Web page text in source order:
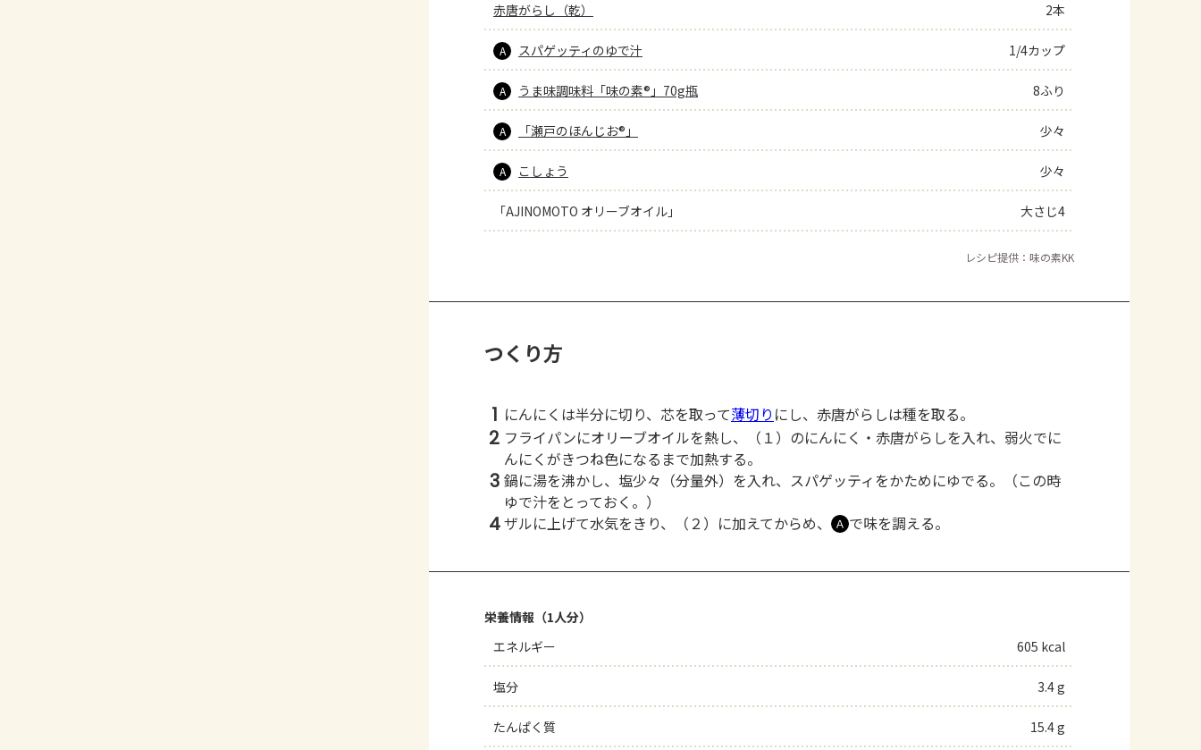
赤唐がらし（乾） 2本
A スパゲッティのゆで汁 1/4カップ
A うま味調味料「味の素®」70g瓶 8ふり
A 「瀬戸のほんじお®」 少々
A こしょう 少々
「AJINOMOTO オリーブオイル」 大さじ4
レシピ提供：味の素KK
つくり方
1 にんにくは半分に切り、芯を取って薄切り にし、赤唐がらしは種を取る。
2 フライパンにオリーブオイルを熱し、（１）のにんにく・赤唐がらしを入れ、弱火でに
んにくがきつね色になるまで加熱する。
3 鍋に湯を沸かし、塩少々（分量外）を入れ、スパゲッティをかためにゆでる。（この時
ゆで汁をとっておく。）
4ザルに上げて水気をきり、（２）に加えてからめ、 Ａ で味を調える。
栄養情報（1人分）
エネルギー
605 kcal
塩分 3.4 g
たんぱく質 15.4 g